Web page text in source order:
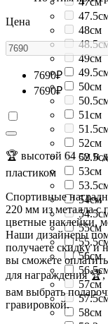
48см
49см
50см
51см
52см
53см
54см
55см
56см
57см
58см
Цена
7690₽
7690₽
🏆 высотой 64 см и
пластиком
Спортивные
220 мм из металла с
цветные наклейки,
Наши дизайнеры
получаете скидку и
вы сможете
для награждения
вам выбрать
гравировкой.